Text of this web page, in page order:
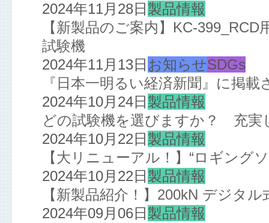
2024年11月28日 製品情報
【新製品のご案内】KC-
試験機
2024年11月13日 お知らせSDGs
『日本一明るい経済新聞』に掲載
2024年10月24日 製品情報
どの試験機を選びますか？ 充実
2024年10月22日 製品情報
【大リニューアル！】“ロギング
2024年10月22日 製品情報
【新製品紹介！】200kN デジタ
2024年09月06日 製品情報